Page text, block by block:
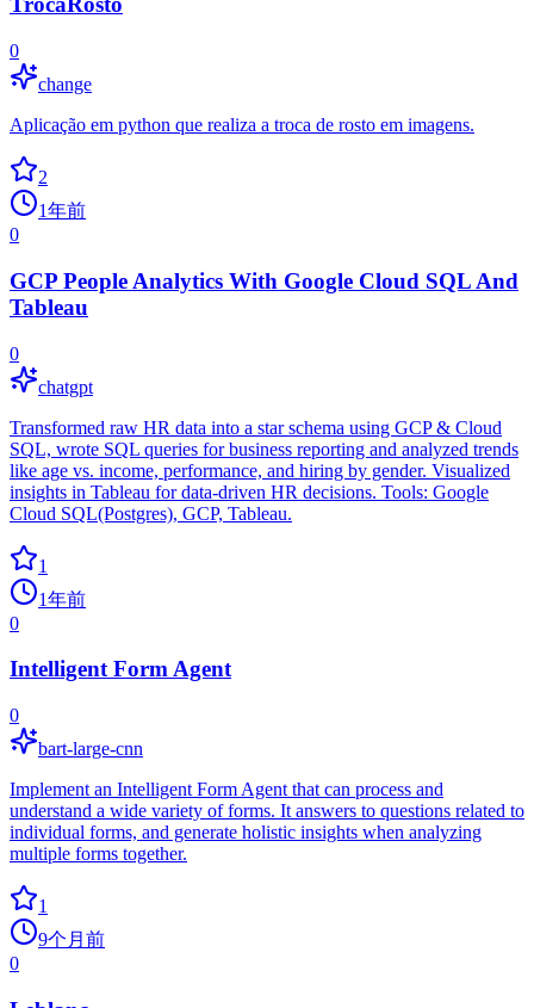
0
change
Aplicação em python que realiza a troca de rosto em imagens.
2
1年前
0
GCP People Analytics With Google Cloud SQL And
Tableau
0
chatgpt
Transformed raw HR data into a star schema using GCP & Cloud
SQL, wrote SQL queries for business reporting and analyzed trends
like age vs. income, performance, and hiring by gender. Visualized
insights in Tableau for data-driven HR decisions. Tools: Google
Cloud SQL(Postgres), GCP, Tableau.
1
1年前
0
Intelligent Form Agent
0
bart-large-cnn
Implement an Intelligent Form Agent that can process and
understand a wide variety of forms. It answers to questions related to
individual forms, and generate holistic insights when analyzing
multiple forms together.
1
9个月前
0